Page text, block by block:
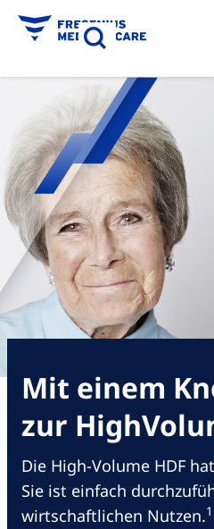
Mit einem
zur
Die High-Volume HDF
Sie ist einfach
wirtschaftlichen Nutzen.1